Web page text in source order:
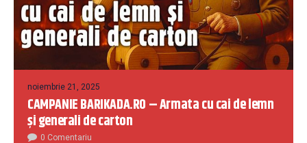
noiembrie 21, 2025
CAMPANIE BARIKADA.RO – Armata cu cai de lemn
și generali de carton
0 Comentariu